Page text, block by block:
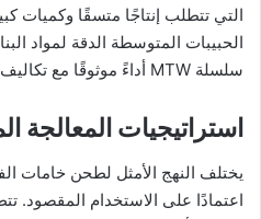
التي تتطلب إنتاجًا متسقًا وكميات
الحبيبات المتوسطة الدقة لمواد
سلسلة MTW أداءً موثوقًا مع تكاليف تشغيل إجمالية أقل.
استراتيجيات
يختلف النهج الأمثل لطحن خامات
اعتمادًا على الاستخدام المقصود.